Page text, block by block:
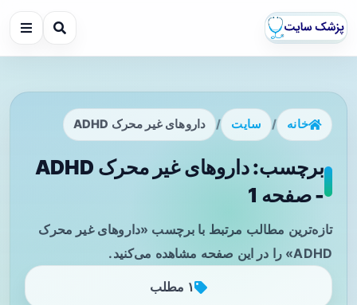
خانه / سایت / داروهای غیر محرک ADHD
برچسب: داروهای غیر محرک ADHD
- صفحه 1
تازه‌ترین مطالب مرتبط با برچسب «داروهای غیر محرک
ADHD» را در این صفحه مشاهده می‌کنید.
۱ مطلب